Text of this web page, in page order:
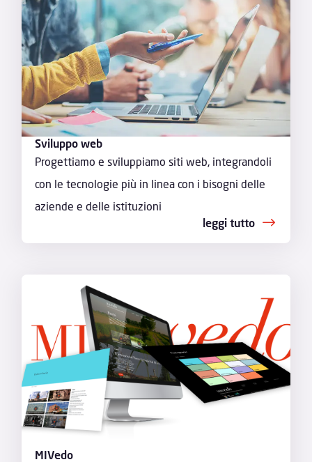
Sviluppo web
Progettiamo e sviluppiamo siti web, integrandoli
con le tecnologie più in linea con i bisogni delle
aziende e delle istituzioni
leggi tutto
MIVedo